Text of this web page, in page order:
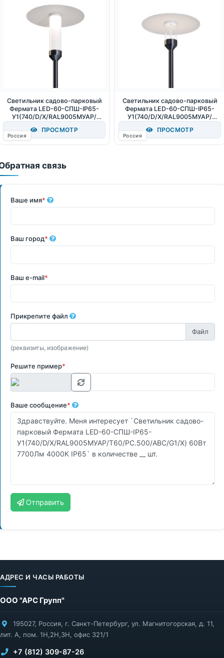
Светильник садово-парковый
Фермата LED-60-СПШ-IP65-
У1(740/D/X/RAL9005МУАР/
6400Лм 4000К IP65
ПРОСМОТР
Россия
Светильник садово-парковый
Фермата LED-60-СПШ-IP65-
У1(740/D/X/RAL9005МУАР/
4000К IP65
ПРОСМОТР
Россия
связь
Ваше имя*
Ваш город*
Ваш e-mail*
Прикрепите файл
(реквизиты, изображение)
Решите пример*
Ваше сообщение*
Отправить
АДРЕС И ЧАСЫ РАБОТЫ
ООО "АРС Групп"
195027, Россия, г. Санкт-Петербург, ул. Магнитогорская, д. 11,
лит. А, пом. 1Н,2Н,3Н, офис 321/1
+7 (812) 309-87-26